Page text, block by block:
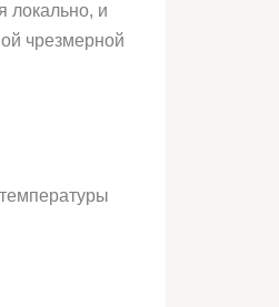
локально, и
чрезмерной